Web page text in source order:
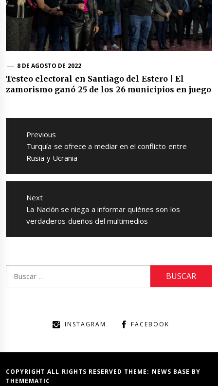
8 DE AGOSTO DE 2022
Testeo electoral en Santiago del Estero | El
zamorismo ganó 25 de los 26 municipios en juego
Navegación
entradas
Previous
Previous
post:
Turquía se ofrece a mediar en el conflicto entre
Rusia y Ucrania
Next
Next
post:
La Nación se niega a informar quiénes son los
verdaderos dueños del multimedios
INSTAGRAM FACEBOOK
COPYRIGHT ALL RIGHTS RESERVED THEME: NEWS BASE BY
THEMEMATIC